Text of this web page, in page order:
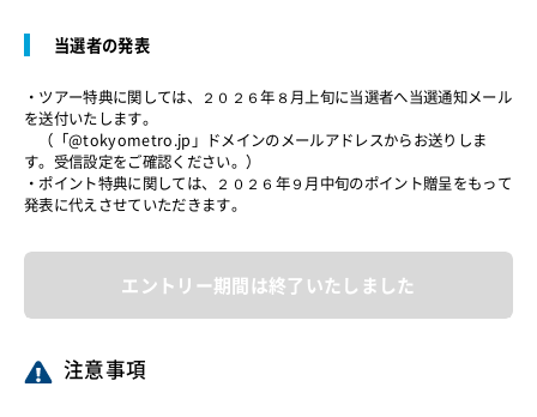
当選者の発表
・ツアー特典に関しては、２０２６年８月上旬に当選者へ当選通知メール
を送付いたします。
（「@tokyometro.jp」ドメインのメールアドレスからお送りしま
す。受信設定をご確認ください。）
・ポイント特典に関しては、２０２６年９月中旬のポイント贈呈をもって
発表に代えさせていただきます。
エントリー期間は終了いたしました
注意事項